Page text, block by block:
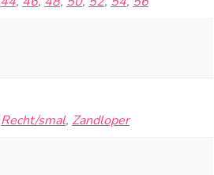
Recht/smal, Zandloper